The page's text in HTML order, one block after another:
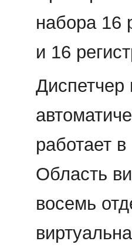
набора 16
и 16
Диспетчер
работает
Область
восемь